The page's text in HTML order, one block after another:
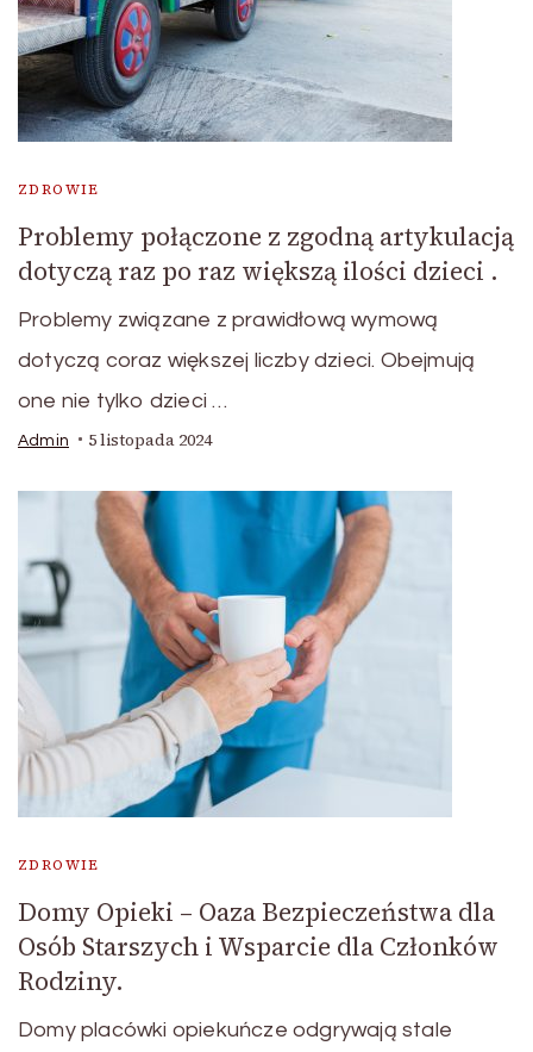
ZDROWIE
Problemy połączone z zgodną artykulacją
dotyczą raz po raz większą ilości dzieci .
Problemy związane z prawidłową wymową
dotyczą coraz większej liczby dzieci. Obejmują
one nie tylko dzieci …
Admin 5 listopada 2024
ZDROWIE
Domy Opieki – Oaza Bezpieczeństwa dla
Osób Starszych i Wsparcie dla Członków
Rodziny.
Domy placówki opiekuńcze odgrywają stale